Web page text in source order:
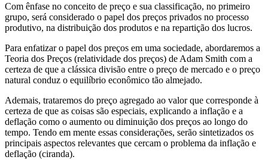
Com ênfase no conceito de preço e sua classificação, no primeiro
grupo, será considerado o papel dos preços privados no processo
produtivo, na distribuição dos produtos e na repartição dos lucros.
Para enfatizar o papel dos preços em uma sociedade, abordaremos a
Teoria dos Preços (relatividade dos preços) de Adam Smith com a
certeza de que a clássica divisão entre o preço de mercado e o preço
natural conduz o equilíbrio econômico tão almejado.
Ademais, trataremos do preço agregado ao valor que corresponde à
certeza de que as coisas são especiais, explicando a inflação e a
deflação como o aumento ou diminuição dos preços ao longo do
tempo. Tendo em mente essas considerações, serão sintetizados os
principais aspectos relevantes que cercam o problema da inflação e
deflação (ciranda).